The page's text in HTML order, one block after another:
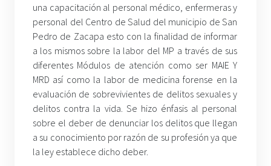
una capacitación al personal médico, enfermeras y
personal del Centro de Salud del municipio de San
Pedro de Zacapa esto con la finalidad de informar
a los mismos sobre la labor del MP a través de sus
diferentes Módulos de atención como ser MAIE Y
MRD así como la labor de medicina forense en la
evaluación de sobrevivientes de delitos sexuales y
delitos contra la vida. Se hizo énfasis al personal
sobre el deber de denunciar los delitos que llegan
a su conocimiento por razón de su profesión ya que
la ley establece dicho deber.